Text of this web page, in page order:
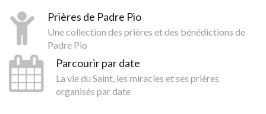
Prières de Padre Pio
Une collection des prières et des bénédictions de
Padre Pio
Parcourir par date
La vie du Saint, les miracles et ses prières
organisés par date